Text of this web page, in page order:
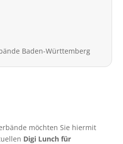
Baden-Württemberg
möchten Sie hiermit
Digi Lunch für